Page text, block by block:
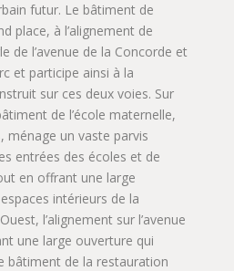
futur. Le bâtiment de
place, à l’alignement de
de l’avenue de la Concorde et
et participe ainsi à la
sur ces deux voies. Sur
de l’école maternelle,
ménage un vaste parvis
entrées des écoles et de
en offrant une large
intérieurs de la
l’alignement sur l’avenue
une large ouverture qui
bâtiment de la restauration